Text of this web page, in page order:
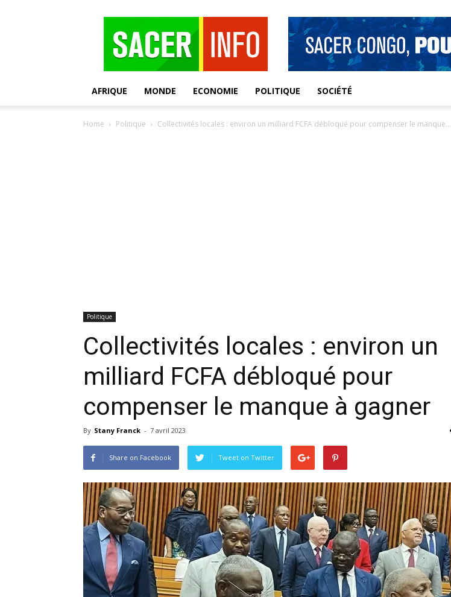
AFRIQUE MONDE ECONOMIE POLITIQUE SOCIÉTÉ
Home Politique Collectivités locales : environ un milliard FCFA débloqué pour compenser le manque...
Politique
Collectivités locales : environ un
milliard FCFA débloqué pour
compenser le manque à gagner
By Stany Franck - 7 avril 2023
Share on Facebook Tweet on Twitter